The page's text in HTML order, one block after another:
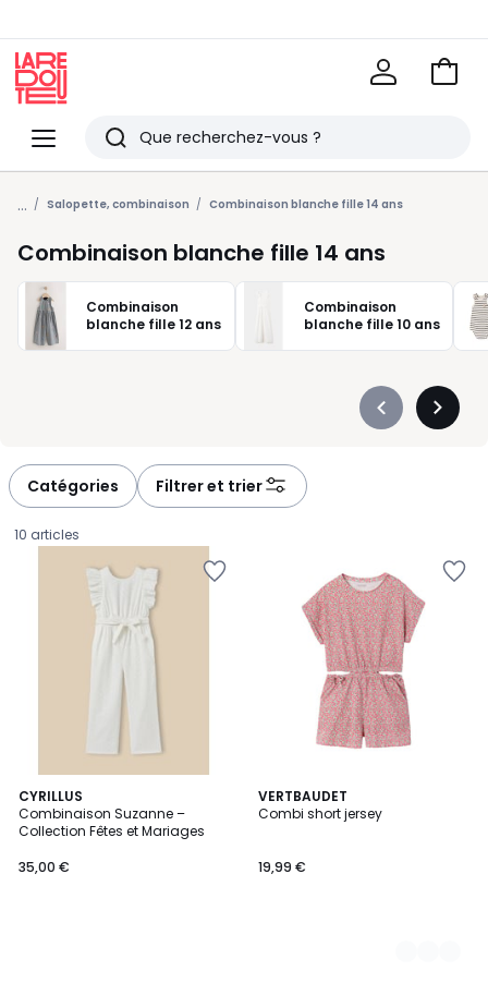
Menu
Redoute
Rechercher
Derniers
articles
vus
Voir
... Salopette, combinaison Combinaison blanche fille 14 ans
Combinaison blanche fille 14 ans
Combinaison
blanche fille 12 ans
Combinaison
blanche fille 10 ans
Précédent
Catégories Filtrer et trier
10 articles
CYRILLUS
Combinaison Suzanne –
Collection Fêtes et Mariages
€.
35,00 €
VERTBAUDET
Combi short jersey
19,99 €
2
Couleurs